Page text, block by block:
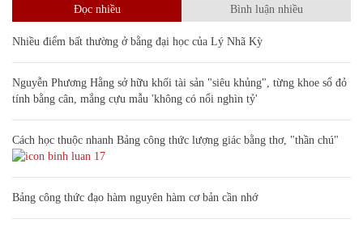
Đọc nhiều Bình luận nhiều
Nhiều điểm bất thường ở bằng đại học của Lý Nhã Kỳ
Nguyễn Phương Hằng sở hữu khối tài sản "siêu khủng", từng khoe sổ đỏ
tính bằng cân, mắng cựu mẫu 'không có nổi nghìn tỷ'
Cách học thuộc nhanh Bảng công thức lượng giác bằng thơ, "thần chú"
17
Bảng công thức đạo hàm nguyên hàm cơ bản cần nhớ